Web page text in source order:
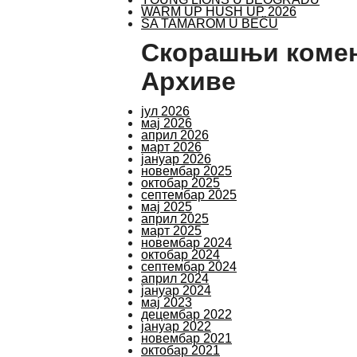
WARM UP HUSH UP 2026
SA TAMAROM U BEČU
Скорашњи
Архиве
јул 2026
мај 2026
април 2026
март 2026
јануар 2026
новембар 2025
октобар 2025
септембар 2025
мај 2025
април 2025
март 2025
новембар 2024
октобар 2024
септембар 2024
април 2024
јануар 2024
мај 2023
децембар 2022
јануар 2022
новембар 2021
октобар 2021